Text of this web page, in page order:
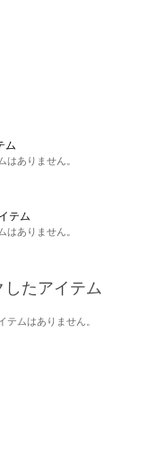
ム
ありません。
テム
ありません。
たアイテム
ムはありません。